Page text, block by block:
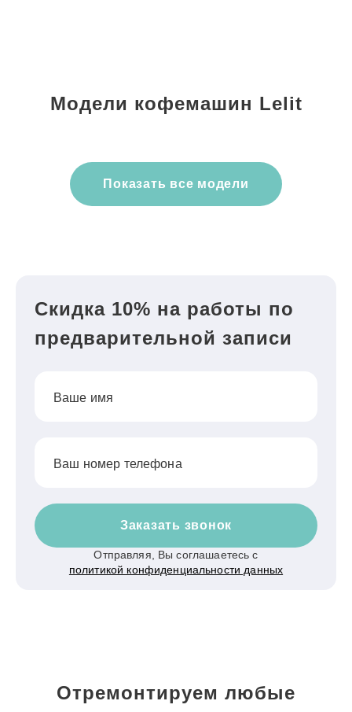
Модели кофемашин Lelit
Показать все модели
Скидка 10% на работы по
предварительной записи
Ваше имя
Ваш номер телефона
Заказать звонок
Отправляя, Вы соглашаетесь с
политикой конфиденциальности данных
Отремонтируем любые